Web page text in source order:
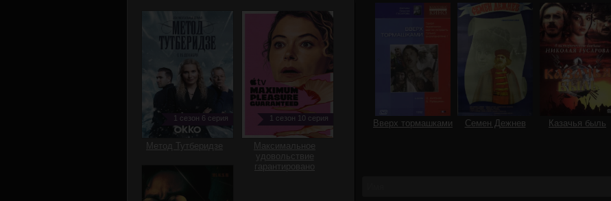
Вверх тормашками Семен Дежнев Казачья быль
1 сезон 6 серия
Метод Тутберидзе
1 сезон 10 серия
Максимальное
удовольствие
гарантировано